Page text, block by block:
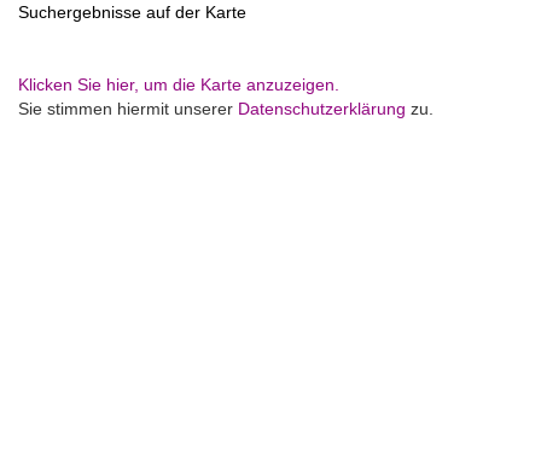
Suchergebnisse auf der Karte
Klicken Sie hier, um die Karte anzuzeigen.
Sie stimmen hiermit unserer Datenschutzerklärung zu.